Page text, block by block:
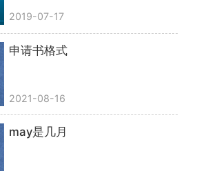
2019-07-17
申请书格式
2021-08-16
may是几月